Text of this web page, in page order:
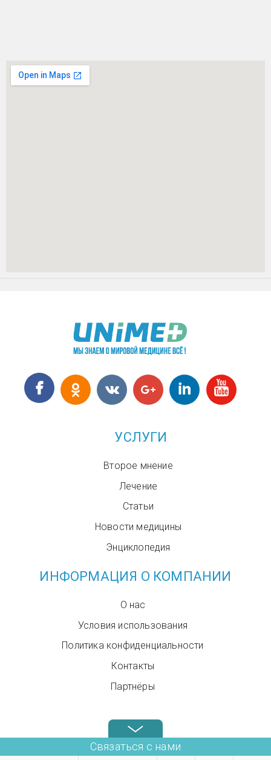
УСЛУГИ
Второе мнение
Лечение
Статьи
Новости медицины
Энциклопедия
ИНФОРМАЦИЯ О КОМПАНИИ
О нас
Условия использования
Политика конфиденциальности
Контакты
Партнёры
Звоните нам в любое время: +972.4.6899580
Связаться с нами